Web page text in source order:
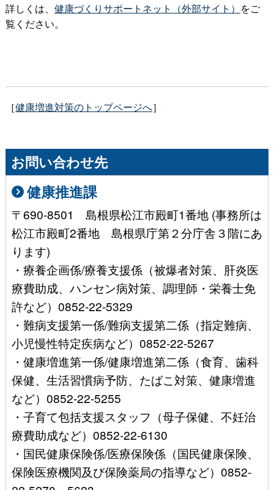
詳しくは、 健康づくりサポートネット（外部サイト） をご
覧ください。
［健康増進対策のトップページへ］
お問い合わせ先
健康推進課
〒690-8501 島根県松江市殿町1番地 (事務所は
松江市殿町2番地 島根県庁第２分庁舎３階にあ
ります)
・療養企画係/療養支援係（被爆者対策、肝炎医
療費助成、ハンセン病対策、調理師・栄養士免
許など）0852-22-5329
・難病支援第一係/難病支援第二係（指定難病、
小児慢性特定疾病など）0852-22-5267
・健康増進第一係/健康増進第二係（食育、歯科
保健、生活習慣病予防、たばこ対策、健康増進
など）0852-22-5255
・子育て包括支援スタッフ（母子保健、不妊治
療費助成など）0852-22-6130
・国民健康保険係/医療保険係（国民健康保険、
保険医療機関及び保険薬局の指導など）0852-